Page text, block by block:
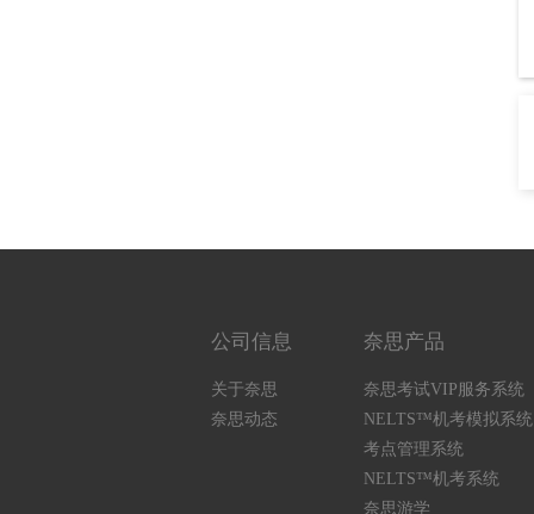
公司信息
关于奈思
奈思动态
奈思产品
奈思考试VIP服务系统
NELTS™机考模拟系统
考点管理系统
NELTS™机考系统
奈思游学